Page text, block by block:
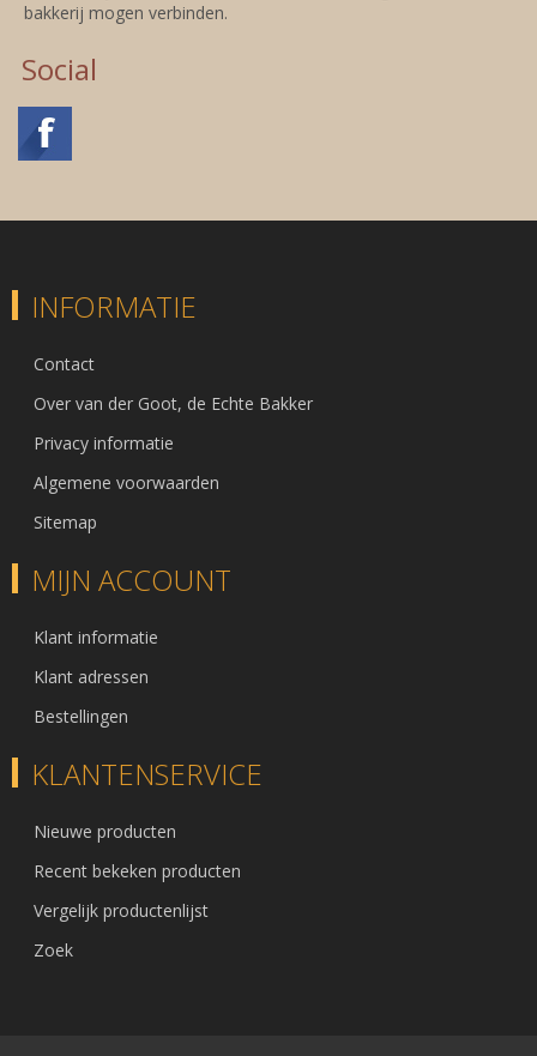
bakkerij mogen verbinden.
Social
INFORMATIE
Contact
Over van der Goot, de Echte Bakker
Privacy informatie
Algemene voorwaarden
Sitemap
MIJN ACCOUNT
Klant informatie
Klant adressen
Bestellingen
KLANTENSERVICE
Nieuwe producten
Recent bekeken producten
Vergelijk productenlijst
Zoek